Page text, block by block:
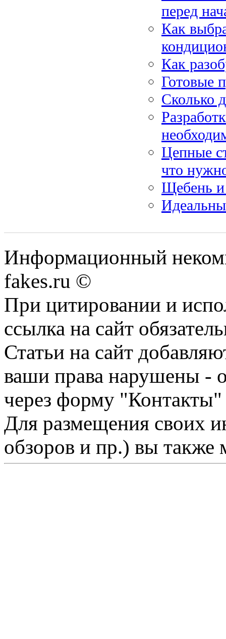
перед
Как
Как
Готовые
Сколько
Цепные
что
Щебень и
Информационный
fakes.ru ©
При цитировании и
ссылка на сайт
Статьи на сайт
ваши права нарушены -
через форму "Контакты"
Для размещения своих
обзоров и пр.) вы также